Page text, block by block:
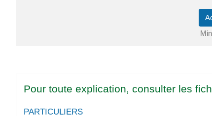
Pour toute explication, consulter les
PARTICULIERS